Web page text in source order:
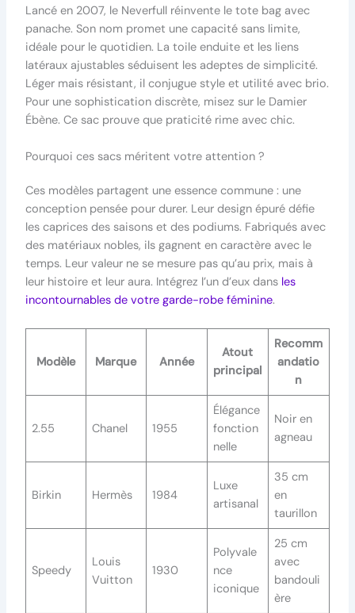
Lancé en 2007, le Neverfull réinvente le tote bag avec
panache. Son nom promet une capacité sans limite,
idéale pour le quotidien. La toile enduite et les liens
latéraux ajustables séduisent les adeptes de simplicité.
Léger mais résistant, il conjugue style et utilité avec brio.
Pour une sophistication discrète, misez sur le Damier
Ébène. Ce sac prouve que praticité rime avec chic.
Pourquoi ces sacs méritent votre attention ?
Ces modèles partagent une essence commune : une
conception pensée pour durer. Leur design épuré défie
les caprices des saisons et des podiums. Fabriqués avec
des matériaux nobles, ils gagnent en caractère avec le
temps. Leur valeur ne se mesure pas qu’au prix, mais à
leur histoire et leur aura. Intégrez l’un d’eux dans les
incontournables de votre garde-robe féminine.
Modèle Marque Année
Atout
principal
Recomm
andatio
n
2.55 Chanel 1955
Élégance
fonction
nelle
Noir en
agneau
Birkin Hermès 1984
Luxe
artisanal
35 cm
en
taurillon
Speedy
Louis
Vuitton
1930
Polyvale
nce
iconique
25 cm
avec
bandouli
ère